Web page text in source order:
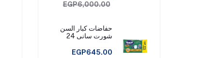
EGP6,000.00
حفاضات كبار السن
شورت سانى 24
EGP645.00